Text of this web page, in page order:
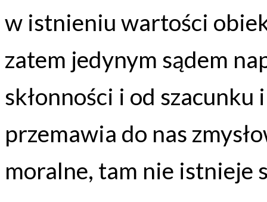
w istnieniu wartości
zatem jedynym sądem
skłonności i od
przemawia do nas
moralne, tam nie istnieje